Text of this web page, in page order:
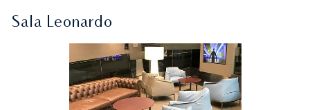
Sala Leonardo